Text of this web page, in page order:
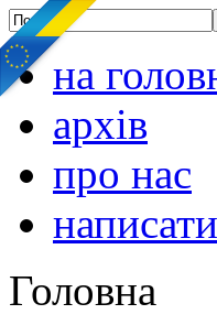
на
архів
про нас
Головна